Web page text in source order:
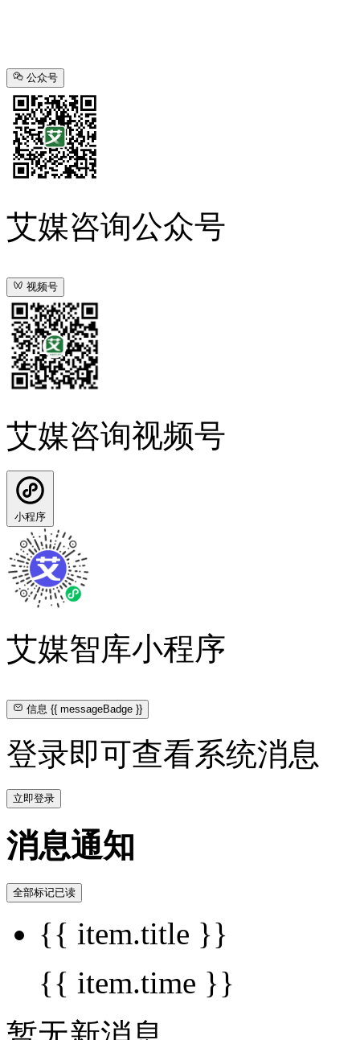
公众号
艾媒咨询公众号
视频号
艾媒咨询视频号
小程序
艾媒智库小程序
信息{{ messageBadge }}
登录即可查看系统消息
立即登录
消息通知
全部标记已读
{{ item.title }}
{{ item.time }}